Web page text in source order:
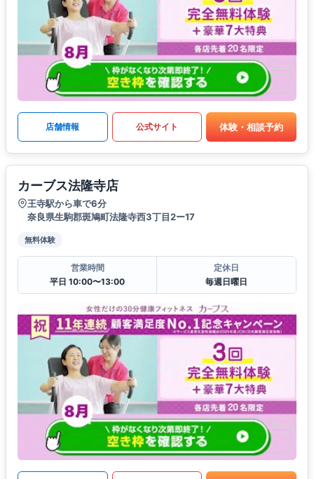
店舗情報 公式サイト 体験・相談予約
カーブス法隆寺店
王寺駅から車で6分
奈良県生駒郡斑鳩町法隆寺西3丁目2ー17
無料体験
営業時間
平日 10:00〜13:00
定休日
毎週日曜日